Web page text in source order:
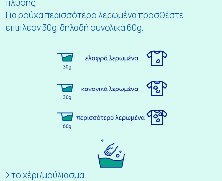
πλύσης.
Για ρούχα περισσότερο λερωμένα προσθέστε
επιπλέον 30g, δηλαδή συνολικά 60g.
Στο χέρι/μούλιασμα